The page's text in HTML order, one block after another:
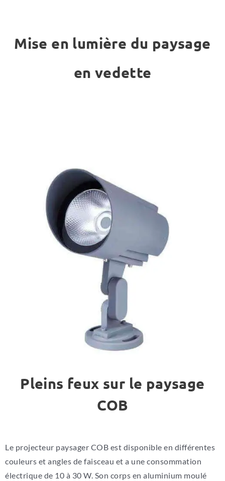
Mise en lumière du paysage
en vedette
Pleins feux sur le paysage
COB
Le projecteur paysager COB est disponible en différentes
couleurs et angles de faisceau et a une consommation
électrique de 10 à 30 W. Son corps en aluminium moulé